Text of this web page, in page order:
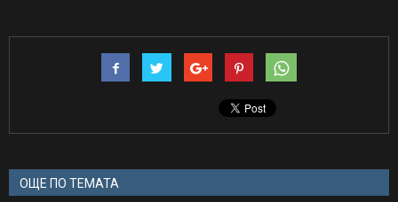
ОЩЕ ПО ТЕМАТА